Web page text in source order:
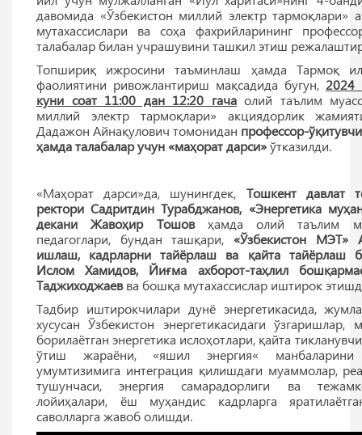
давомида «Ўзбекистон миллий электр тармоқлари»
мутахассислари ва соҳа фахрийларининг
талабалар билан учрашувини ташкил этиш
Топшириқ ижросини таъминлаш ҳамда Тармоқ
фаолиятини ривожлантириш мақсадида бугун, 2024
куни соат 11:00 дан 12:20 гачаолий таълим
миллий электр тармоқлари» акциядорлик
Дадажон Айнақулович томонидан профессор-
ҳамда талабалар учун «маҳорат дарси»ўтказилди.
«Маҳорат дарси»да, шунингдек, Тошкент давлат
ректори Садритдин Турабджанов, «Энергетика
декани Жавоҳир Тошовҳамда олий таълим
педагоглари, бундан ташқари,«Ўзбекистон
ишлаш, кадрларни тайёрлаш ва қайта тайёрлаш
Ислом Хамидов, Йиғма ахборот-таҳлил
Таджиходжаевва бошқа мутахассислар иштирок
Тадбир иштирокчилари дунё энергетикасида,
хусусан Ўзбекистон энергетикасидаги ўзгаришлар,
борилаётган энергетика ислоҳотлари, қайта
ўтиш жараёни, «яшил энергия« манбаларини
умумтизимига интеграция қилишдаги муаммолар,
тушунчаси, энергия самарадорлиги ва
лойиҳалари, ёш муҳандис кадрларга
саволларга жавоб олишди.